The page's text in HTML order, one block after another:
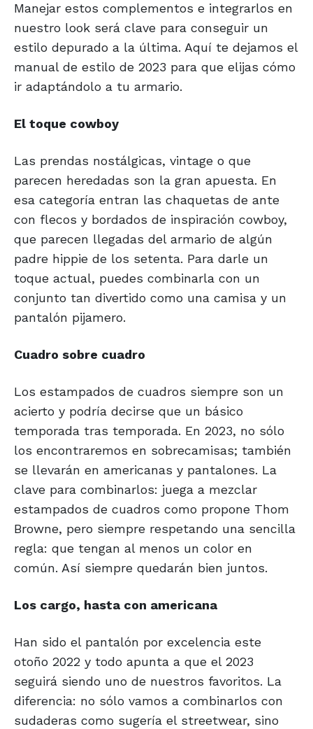
Manejar estos complementos e integrarlos en
nuestro look será clave para conseguir un
estilo depurado a la última. Aquí te dejamos el
manual de estilo de 2023 para que elijas cómo
ir adaptándolo a tu armario.
El toque cowboy
Las prendas nostálgicas, vintage o que
parecen heredadas son la gran apuesta. En
esa categoría entran las chaquetas de ante
con flecos y bordados de inspiración cowboy,
que parecen llegadas del armario de algún
padre hippie de los setenta. Para darle un
toque actual, puedes combinarla con un
conjunto tan divertido como una camisa y un
pantalón pijamero.
Cuadro sobre cuadro
Los estampados de cuadros siempre son un
acierto y podría decirse que un básico
temporada tras temporada. En 2023, no sólo
los encontraremos en sobrecamisas; también
se llevarán en americanas y pantalones. La
clave para combinarlos: juega a mezclar
estampados de cuadros como propone Thom
Browne, pero siempre respetando una sencilla
regla: que tengan al menos un color en
común. Así siempre quedarán bien juntos.
Los cargo, hasta con americana
Han sido el pantalón por excelencia este
otoño 2022 y todo apunta a que el 2023
seguirá siendo uno de nuestros favoritos. La
diferencia: no sólo vamos a combinarlos con
sudaderas como sugería el streetwear, sino